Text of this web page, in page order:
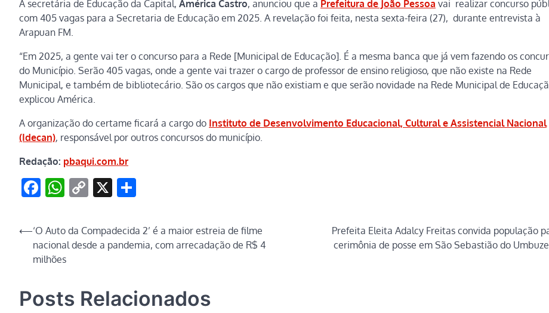
A secretária de Educação da Capital, América Castro, anunciou que a Prefeitura de João Pessoa vai realizar concurso
com 405 vagas para a Secretaria de Educação em 2025. A revelação foi feita, nesta sexta-feira (27), durante entrevista à
Arapuan FM.
“Em 2025, a gente vai ter o concurso para a Rede [Municipal de Educação]. É a mesma banca que já vem fazendo os
do Município. Serão 405 vagas, onde a gente vai trazer o cargo de professor de ensino religioso, que não existe na Rede
Municipal, e também de bibliotecário. São os cargos que não existiam e que serão novidade na Rede Municipal de
explicou América.
A organização do certame ficará a cargo do Instituto de Desenvolvimento Educacional, Cultural e Assistencial Nacional
(Idecan), responsável por outros concursos do município.
Redação: pbaqui.com.br
Facebook
WhatsApp
Copy
X
Navegação
⟵‘O Auto da Compadecida 2’ é a maior estreia de filme
nacional desde a pandemia, com arrecadação de R$ 4
milhões
Prefeita Eleita Adalcy Freitas convida população
cerimônia de posse em São Sebastião do
Posts Relacionados